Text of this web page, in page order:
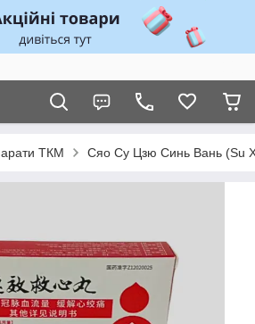
ТКМ Сяо Су Цзю Синь Вань (Su